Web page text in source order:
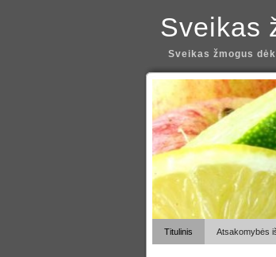
Sveikas
Sveikas žmogus
Titulinis Atsakomybės